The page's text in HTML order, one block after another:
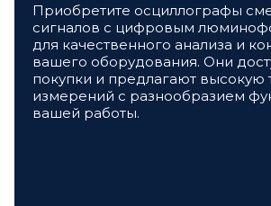
Приобретите осциллографы
сигналов с цифровым
для качественного анализа и
вашего оборудования. Они
покупки и предлагают высокую
измерений с разнообразием
вашей работы.